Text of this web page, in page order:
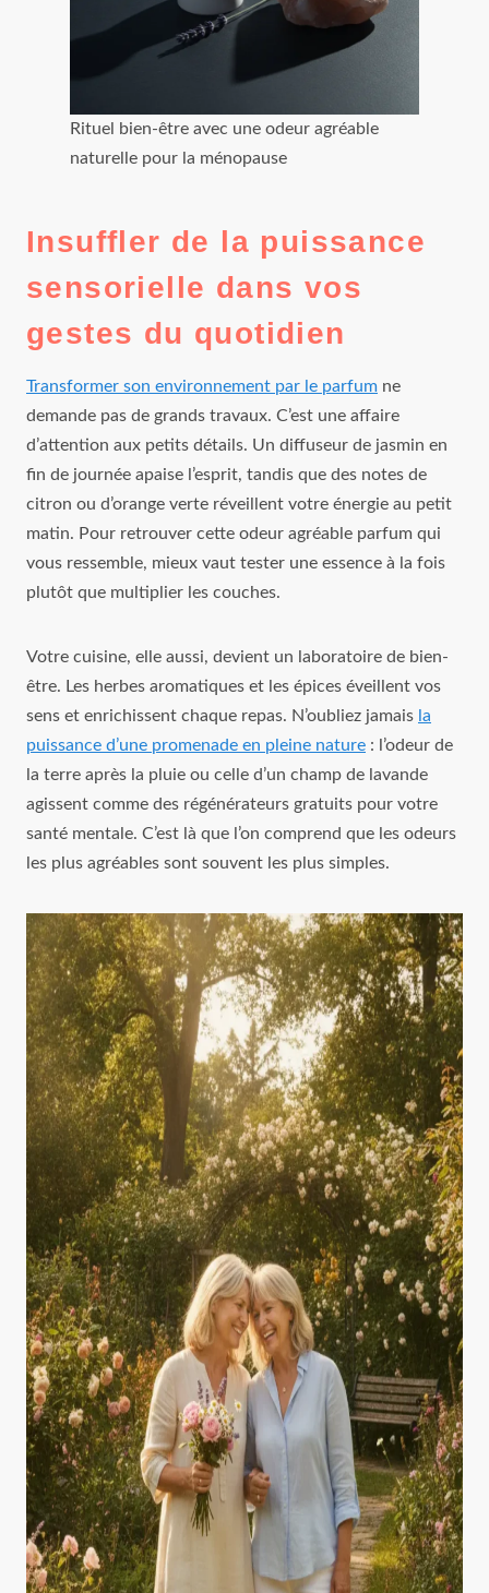
Rituel bien-être avec une odeur agréable
naturelle pour la ménopause
Insuffler de la puissance
sensorielle dans vos
gestes du quotidien
Transformer son environnement par le parfum ne
demande pas de grands travaux. C’est une affaire
d’attention aux petits détails. Un diffuseur de jasmin en
fin de journée apaise l’esprit, tandis que des notes de
citron ou d’orange verte réveillent votre énergie au petit
matin. Pour retrouver cette odeur agréable parfum qui
vous ressemble, mieux vaut tester une essence à la fois
plutôt que multiplier les couches.
Votre cuisine, elle aussi, devient un laboratoire de bien-
être. Les herbes aromatiques et les épices éveillent vos
sens et enrichissent chaque repas. N’oubliez jamais la
puissance d’une promenade en pleine nature : l’odeur de
la terre après la pluie ou celle d’un champ de lavande
agissent comme des régénérateurs gratuits pour votre
santé mentale. C’est là que l’on comprend que les odeurs
les plus agréables sont souvent les plus simples.